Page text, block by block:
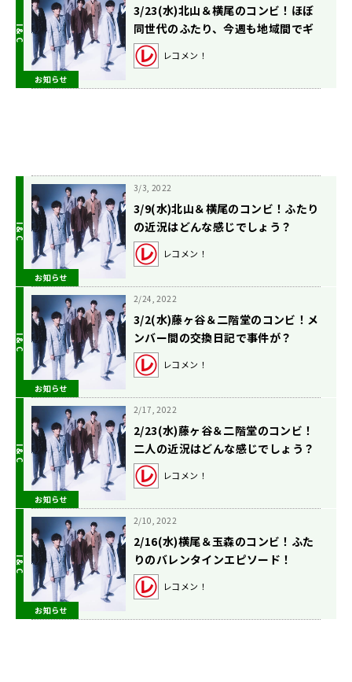
お知らせ
3/23(水)北山＆横尾のコンビ！ほぼ
同世代のふたり、今週も地域間でギ
ャップが？
レコメン！
お知らせ
3/3, 2022
3/9(水)北山＆横尾のコンビ！ふたり
の近況はどんな感じでしょう？
レコメン！
お知らせ
2/24, 2022
3/2(水)藤ヶ谷＆二階堂のコンビ！メ
ンバー間の交換日記で事件が？
レコメン！
お知らせ
2/17, 2022
2/23(水)藤ヶ谷＆二階堂のコンビ！
二人の近況はどんな感じでしょう？
レコメン！
お知らせ
2/10, 2022
2/16(水)横尾＆玉森のコンビ！ふた
りのバレンタインエピソード！
レコメン！